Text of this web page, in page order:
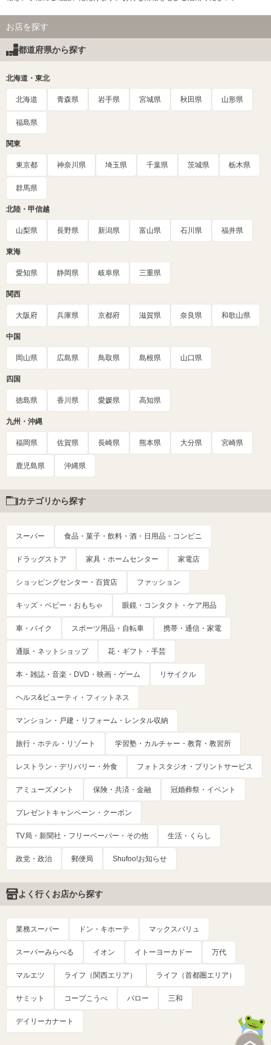
お店を探す
都道府県から探す
北海道・東北
北海道 青森県 岩手県 宮城県 秋田県 山形県
福島県
関東
東京都 神奈川県 埼玉県 千葉県 茨城県 栃木県
群馬県
北陸・甲信越
山梨県 長野県 新潟県 富山県 石川県 福井県
東海
愛知県 静岡県 岐阜県 三重県
関西
大阪府 兵庫県 京都府 滋賀県 奈良県 和歌山県
中国
岡山県 広島県 鳥取県 島根県 山口県
四国
徳島県 香川県 愛媛県 高知県
九州・沖縄
福岡県 佐賀県 長崎県 熊本県 大分県 宮崎県
鹿児島県 沖縄県
カテゴリから探す
スーパー 食品・菓子・飲料・酒・日用品・コンビニ
ドラッグストア 家具・ホームセンター 家電店
ショッピングセンター・百貨店 ファッション
キッズ・ベビー・おもちゃ 眼鏡・コンタクト・ケア用品
車・バイク スポーツ用品・自転車 携帯・通信・家電
通販・ネットショップ 花・ギフト・手芸
本・雑誌・音楽・DVD・映画・ゲーム リサイクル
ヘルス&ビューティ・フィットネス
マンション・戸建・リフォーム・レンタル収納
旅行・ホテル・リゾート 学習塾・カルチャー・教育・教習所
レストラン・デリバリー・外食 フォトスタジオ・プリントサービス
アミューズメント 保険・共済・金融 冠婚葬祭・イベント
プレゼントキャンペーン・クーポン
TV局・新聞社・フリーペーパー・その他 生活・くらし
政党・政治 郵便局 Shufoo!お知らせ
よく行くお店から探す
業務スーパー ドン・キホーテ マックスバリュ
スーパーみらべる イオン イトーヨーカドー 万代
マルエツ ライフ（関西エリア） ライフ（首都圏エリア）
サミット コープこうべ バロー 三和
デイリーカナート